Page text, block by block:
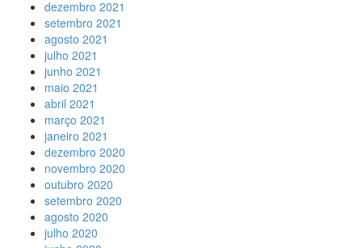
dezembro 2021
setembro 2021
agosto 2021
julho 2021
junho 2021
maio 2021
abril 2021
março 2021
janeiro 2021
dezembro 2020
novembro 2020
outubro 2020
setembro 2020
agosto 2020
julho 2020